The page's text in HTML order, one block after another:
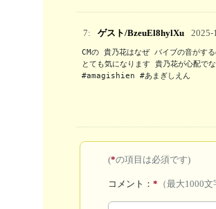
7: ゲスト/BzeuEl8hylXu 2025-
CMの 貴乃花はなぜ バイブの音がする
とても気になります 貴乃花が心配で
#amagishien #あまぎしえん
(*の項目は必須です)
コメント：* （最大1000文